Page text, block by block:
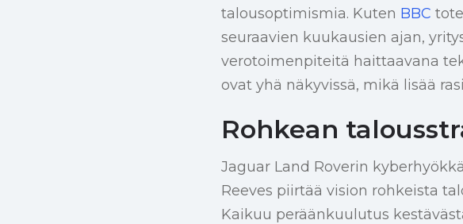
talousoptimismia. Kuten BBC
seuraavien kuukausien ajan,
verotoimenpiteitä haittaavana
ovat yhä näkyvissä, mikä lisää
Rohkean
Jaguar Land Roverin
Reeves piirtää vision rohkeista
Kaikuu peräänkuulutus